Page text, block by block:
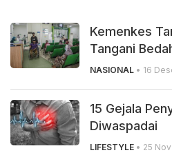
Kemenkes
Tangani
NASIONAL • 16
15 Gejala
Diwaspadai
LIFESTYLE • 25